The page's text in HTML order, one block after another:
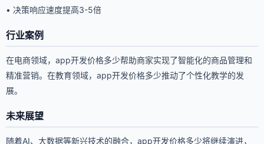
• 决策响应速度提高3-5倍
行业案例
在电商领域，app开发价格多少帮助商家实现了智能化的商品管理和
精准营销。在教育领域，app开发价格多少推动了个性化教学的发
展。
未来展望
随着AI、大数据等新兴技术的融合，app开发价格多少将继续演进，